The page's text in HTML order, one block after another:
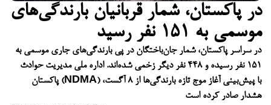
در پاکستان، شمار قربانیان بارندگی‌های
موسمی به ۱۵۱ نفر رسید
در سراسر پاکستان، شمار جان‌باختگان در پی بارندگی‌های جاری موسمی به
۱۵۱ نفر رسیده و ۴۴۸ نفر دیگر زخمی شده‌اند. اداره ملی مدیریت حوادث
پاکستان (NDMA) با پیش‌بینی آغاز موج تازه بارندگی‌ها از ۸ آگست،
هشدار صادر کرده است